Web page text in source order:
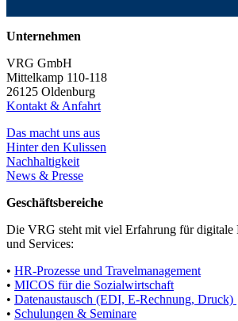
Unternehmen
VRG GmbH
Mittelkamp 110-118
26125 Oldenburg
Kontakt & Anfahrt
Das macht uns aus
Hinter den Kulissen
Nachhaltigkeit
News & Presse
Geschäftsbereiche
Die VRG steht mit viel Erfahrung für digitale
und Services:
• HR-Prozesse und Travelmanagement
• MICOS für die Sozialwirtschaft
• Datenaustausch (EDI, E-Rechnung, Druck)
• Schulungen & Seminare